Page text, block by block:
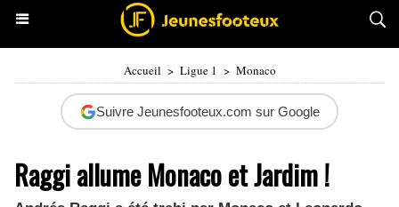
Accueil > Ligue 1 > Monaco
Suivre Jeunesfooteux.com sur Google
Raggi allume Monaco et Jardim !